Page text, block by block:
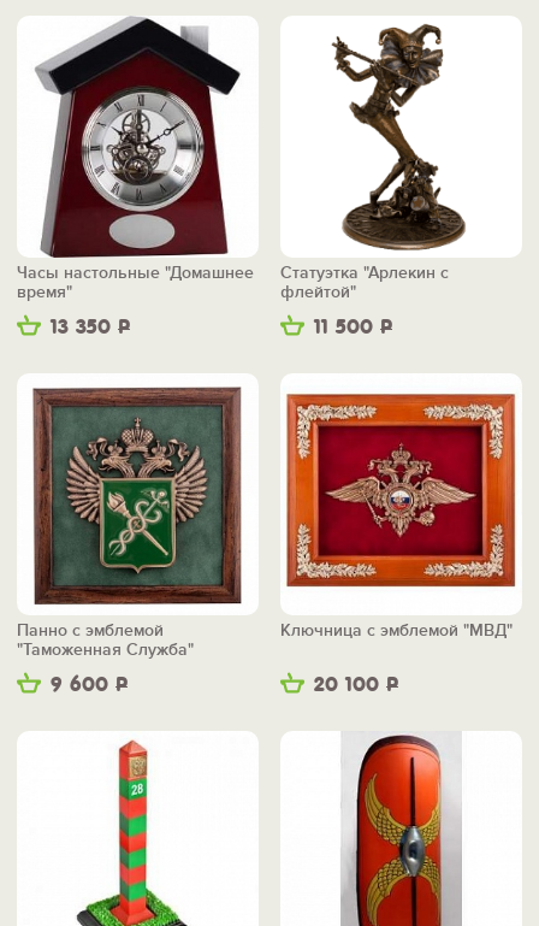
13 350 Р
Часы настольные "Домашнее
время"
11 500 Р
Статуэтка "Арлекин с
флейтой"
9 600 Р
Панно с эмблемой
"Таможенная Служба"
20 100 Р
Ключница с эмблемой "МВД"